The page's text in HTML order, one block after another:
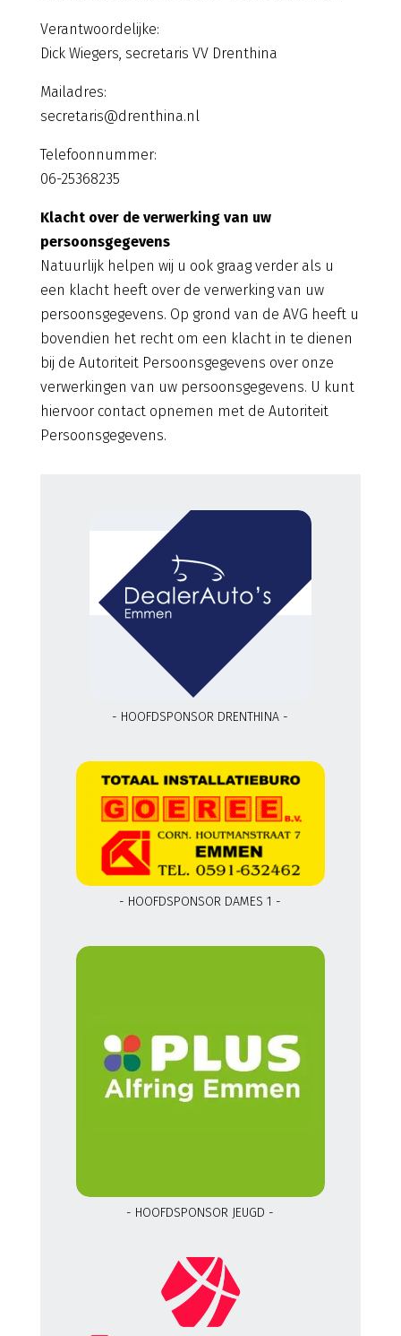
Verantwoordelijke:
Dick Wiegers, secretaris VV Drenthina
Mailadres:
secretaris@drenthina.nl
Telefoonnummer:
06-25368235
Klacht over de verwerking van uw
persoonsgegevens
Natuurlijk helpen wij u ook graag verder als u
een klacht heeft over de verwerking van uw
persoonsgegevens. Op grond van de AVG heeft u
bovendien het recht om een klacht in te dienen
bij de Autoriteit Persoonsgegevens over onze
verwerkingen van uw persoonsgegevens. U kunt
hiervoor contact opnemen met de Autoriteit
Persoonsgegevens.
- HOOFDSPONSOR DRENTHINA -
- HOOFDSPONSOR DAMES 1 -
- HOOFDSPONSOR JEUGD -